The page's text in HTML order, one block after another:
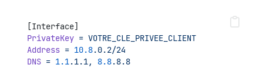
[Interface]
PrivateKey = VOTRE_CLE_PRIVEE_CLIENT
Address = 10.8.0.2/24
DNS = 1.1.1.1, 8.8.8.8